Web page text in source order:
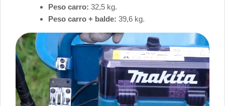
Peso carro: 32,5 kg.
Peso carro + balde: 39,6 kg.